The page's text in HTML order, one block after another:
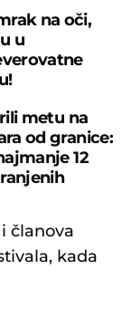
na oči,
u
metu na
od granice:
12
članova
kada